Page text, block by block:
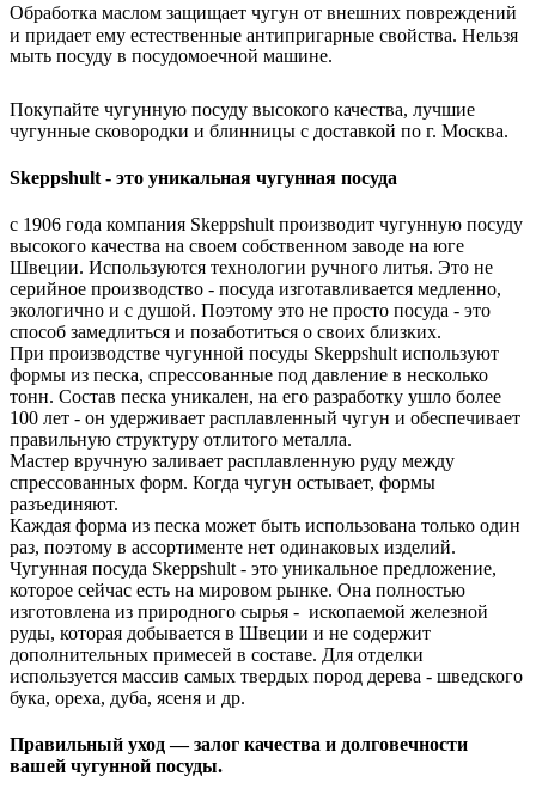
Обработка маслом защищает чугун от внешних повреждений
и придает ему естественные антипригарные свойства. Нельзя
мыть посуду в посудомоечной машине.
Покупайте чугунную посуду высокого качества, лучшие
чугунные сковородки и блинницы с доставкой по г. Москва.
Skeppshult - это уникальная чугунная посуда
с 1906 года компания Skeppshult производит чугунную посуду
высокого качества на своем собственном заводе на юге
Швеции. Используются технологии ручного литья. Это не
серийное производство - посуда изготавливается медленно,
экологично и с душой. Поэтому это не просто посуда - это
способ замедлиться и позаботиться о своих близких.
При производстве чугунной посуды Skeppshult используют
формы из песка, спрессованные под давление в несколько
тонн. Состав песка уникален, на его разработку ушло более
100 лет - он удерживает расплавленный чугун и обеспечивает
правильную структуру отлитого металла.
Мастер вручную заливает расплавленную руду между
спрессованных форм. Когда чугун остывает, формы
разъединяют.
Каждая форма из песка может быть использована только один
раз, поэтому в ассортименте нет одинаковых изделий.
Чугунная посуда Skeppshult - это уникальное предложение,
которое сейчас есть на мировом рынке. Она полностью
изготовлена из природного сырья - ископаемой железной
руды, которая добывается в Швеции и не содержит
дополнительных примесей в составе. Для отделки
используется массив самых твердых пород дерева - шведского
бука, ореха, дуба, ясеня и др.
Правильный уход — залог качества и долговечности
вашей чугунной посуды.